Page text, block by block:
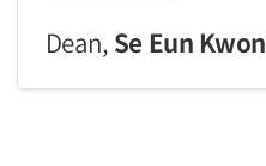
Dean,Se Eun Kwon